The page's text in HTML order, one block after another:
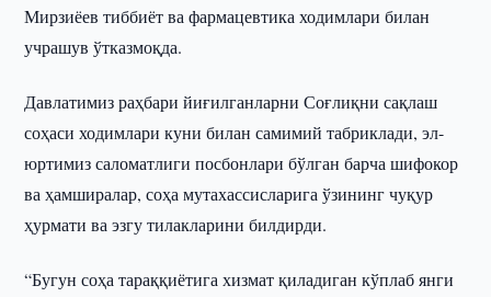
Мирзиёев тиббиёт ва фармацевтика ходимлари билан
учрашув ўтказмоқда.
Давлатимиз раҳбари йиғилганларни Соғлиқни сақлаш
соҳаси ходимлари куни билан самимий табриклади, эл-
юртимиз саломатлиги посбонлари бўлган барча шифокор
ва ҳамширалар, соҳа мутахассисларига ўзининг чуқур
ҳурмати ва эзгу тилакларини билдирди.
“Бугун соҳа тараққиётига хизмат қиладиган кўплаб янги